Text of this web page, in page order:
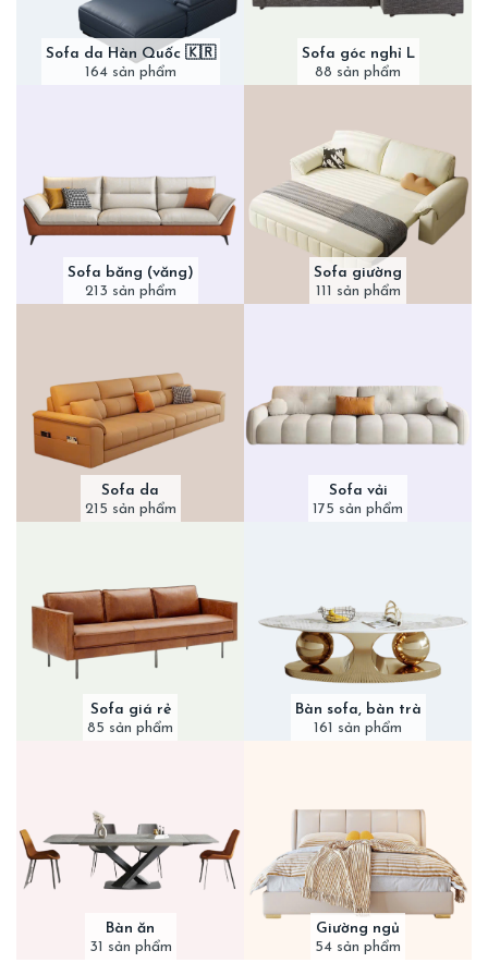
Sofa da Hàn Quốc 🇰🇷
164 sản phẩm
Sofa góc nghỉ L
88 sản phẩm
Sofa băng (văng)
213 sản phẩm
Sofa giường
111 sản phẩm
Sofa da
215 sản phẩm
Sofa vải
175 sản phẩm
Sofa giá rẻ
85 sản phẩm
Bàn sofa, bàn trà
161 sản phẩm
Bàn ăn
31 sản phẩm
Giường ngủ
54 sản phẩm